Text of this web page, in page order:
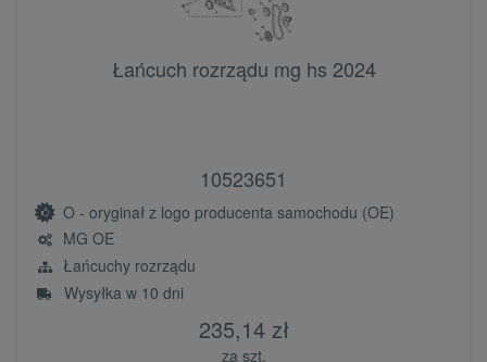
Łańcuch rozrządu mg hs 2024
10523651
O - oryginał z logo producenta samochodu (OE)
MG OE
Łańcuchy rozrządu
Wysyłka w 10 dni
235,14 zł
za szt.